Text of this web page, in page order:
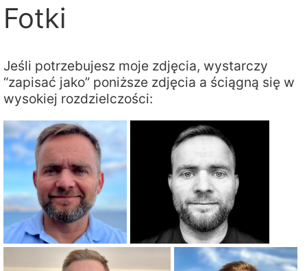
Fotki
Jeśli potrzebujesz moje zdjęcia, wystarczy
“zapisać jako” poniższe zdjęcia a ściągną się w
wysokiej rozdzielczości: